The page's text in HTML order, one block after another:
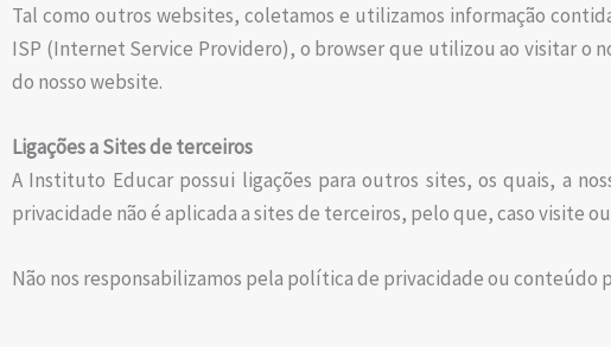
Tal como outros websites, coletamos e utilizamos informação
ISP (Internet Service Providero), o browser que utilizou ao visitar o
do nosso website.
Ligações a Sites de terceiros
A Instituto Educar possui ligações para outros sites, os quais, a
privacidade não é aplicada a sites de terceiros, pelo que, caso visite
Não nos responsabilizamos pela política de privacidade ou conteúdo